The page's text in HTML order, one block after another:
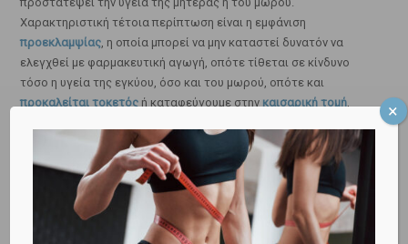
Χαρακτηριστική τέτοια περίπτωση είναι η εμφάνιση
προεκλαμψίας, η οποία μπορεί να μην καταστεί δυνατόν να
ελεγχθεί με φαρμακευτική αγωγή, οπότε τίθεται σε κίνδυνο
τόσο η υγεία της εγκύου, όσο και του μωρού, οπότε και
προκαλείται τοκετόςή καταφεύγουμε στην καισαρική τομή,
περίπτωση είναι η πρόωρη αυτόματη ρήξη του θυλακίου
, ή
όπως θα λέγαμε: «όταν σπάνε τα νερά πολύ νωρίς». Τότε
υπάρχει περίπτωση, ειδικά αν εμφανιστούν και σημάδια
φλεγμονής μέσα στη μήτρα, να χρειαστεί να καταφύγουμε στην
πρόκληση τοκετού, ακόμα και αν αυτός είναι πρόωρος,